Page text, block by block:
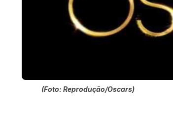
(Foto: Reprodução/Oscars)